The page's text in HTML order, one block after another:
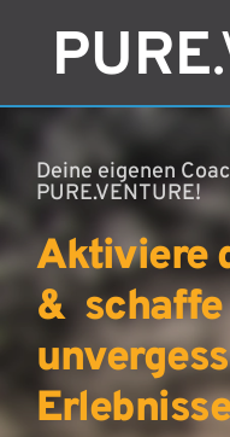
PURE
Deine eigenen
PURE.VENTURE!
Aktiviere
& schaffe
Erlebnisse